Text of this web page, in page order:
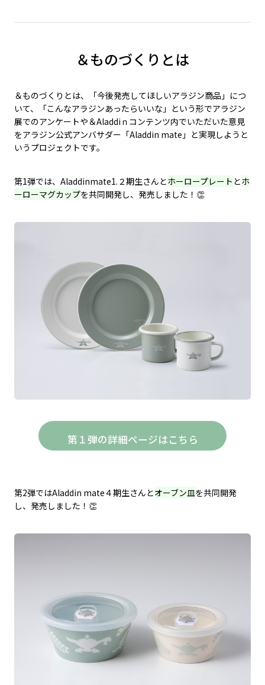
＆ものづくりとは
＆ものづくりとは、「今後発売してほしいアラジン商品」につ
いて、「こんなアラジンあったらいいな」という形でアラジン
展でのアンケートや＆Aladdiｎコンテンツ内でいただいた意見
をアラジン公式アンバサダー「Aladdin mate」と実現しようと
いうプロジェクトです。
第1弾では、Aladdinmate1.２期生さんとホーロープレート とホ
ーローマグカップ​を共同開発し、発売しました！👏
第１弾の詳細ページはこちら
第2弾ではAladdin mate４期生さんとオーブン皿を共同開発
し、発売しました！👏